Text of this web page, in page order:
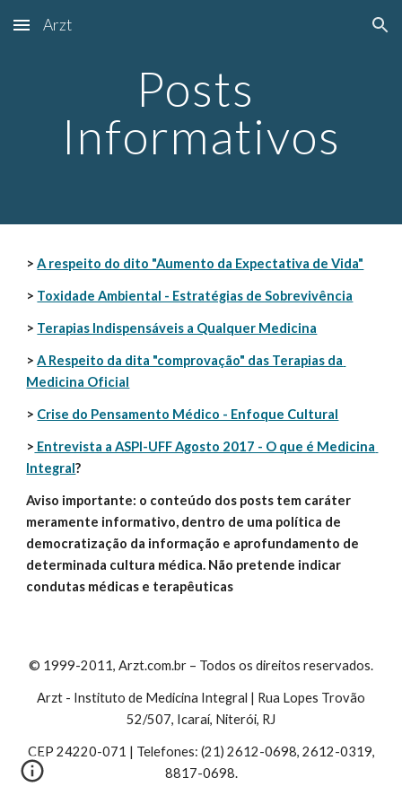
Skip to main content Skip to navigation
Arzt
Posts
Informativos
> A respeito do dito "Aumento da Expectativa de Vida"
> Toxidade Ambiental - Estratégias de Sobrevivência
> Terapias Indispensáveis a Qualquer Medicina
> A Respeito da dita "comprovação" das Terapias da
Medicina Oficial
> Crise do Pensamento Médico - Enfoque Cultural
> Entrevista a ASPI-UFF Agosto 2017 - O que é Medicina
Integral?
Aviso importante: o conteúdo dos posts tem caráter
meramente informativo, dentro de uma política de
democratização da informação e aprofundamento de
determinada cultura médica. Não pretende indicar
condutas médicas e terapêuticas
© 1999-2011, Arzt.com.br – Todos os direitos reservados.
Arzt - Instituto de Medicina Integral | Rua Lopes Trovão
52/507, Icaraí, Niterói, RJ
CEP 24220-071 | Telefones: (21) 2612-0698, 2612-0319,
8817-0698.